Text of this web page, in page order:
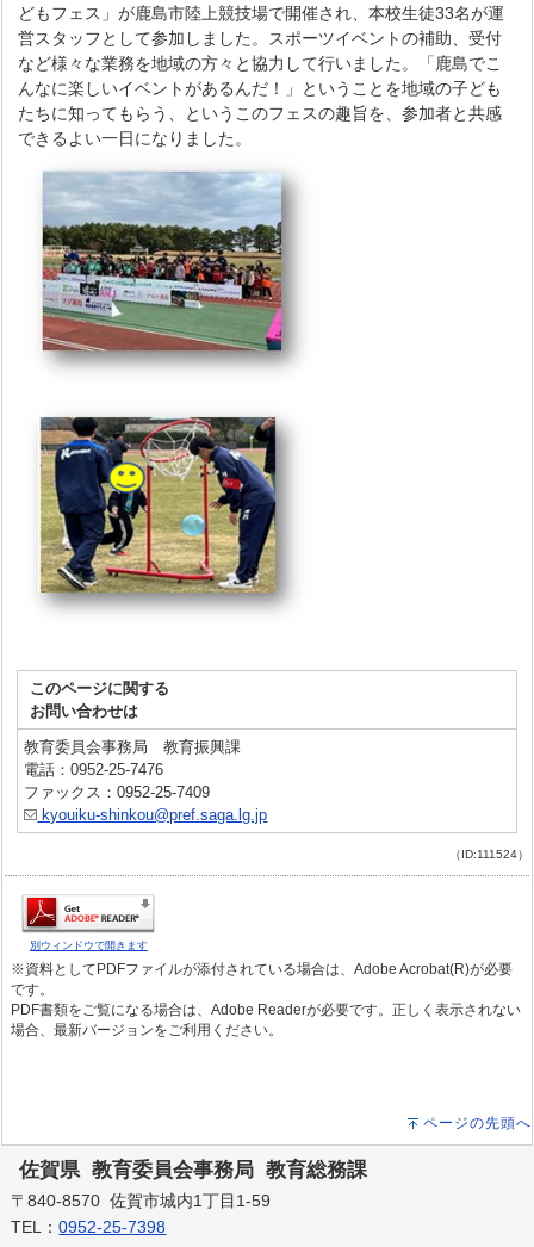
どもフェス」が鹿島市陸上競技場で開催され、本校生徒33名が運
営スタッフとして参加しました。スポーツイベントの補助、受付
など様々な業務を地域の方々と協力して行いました。「鹿島でこ
んなに楽しいイベントがあるんだ！」ということを地域の子ども
たちに知ってもらう、というこのフェスの趣旨を、参加者と共感
できるよい一日になりました。
このページに関する
お問い合わせは
教育委員会事務局 教育振興課
電話：0952-25-7476
ファックス：0952-25-7409
kyouiku-shinkou@pref.saga.lg.jp
（ID:111524）
別ウィンドウで開きます
※資料としてPDFファイルが添付されている場合は、Adobe Acrobat(R)が必要
です。
PDF書類をご覧になる場合は、Adobe Readerが必要です。正しく表示されない
場合、最新バージョンをご利用ください。
ページの先頭へ
佐賀県 教育委員会事務局 教育総務課
〒840-8570 佐賀市城内1丁目1-59
TEL：0952-25-7398